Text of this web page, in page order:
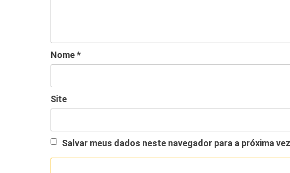
Nome*
Site
Salvar meus dados neste navegador para a próxima